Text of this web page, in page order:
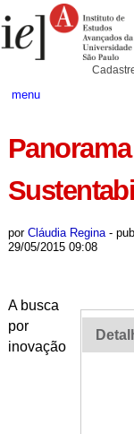
para
conteúdo.
Pessoais
menu
por Cláudia Regina -
29/05/2015 09:08
A busca
por
inovação